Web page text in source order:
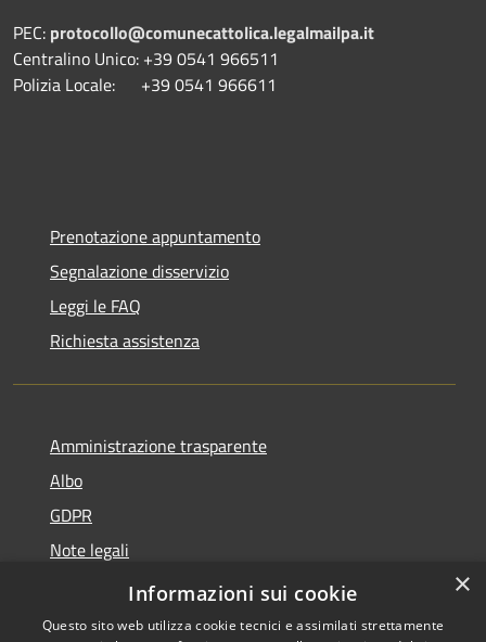
PEC: protocollo@comunecattolica.legalmailpa.it
Centralino Unico: +39 0541 966511
Polizia Locale: +39 0541 966611
Prenotazione appuntamento
Segnalazione disservizio
Leggi le FAQ
Richiesta assistenza
Amministrazione trasparente
Albo
GDPR
Note legali
Dichiarazione di accessibilità
×
Informazioni sui cookie
Questo sito web utilizza cookie tecnici e assimilati strettamente